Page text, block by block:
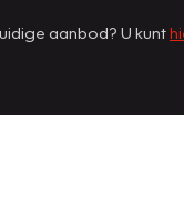
aanbod? U kunt